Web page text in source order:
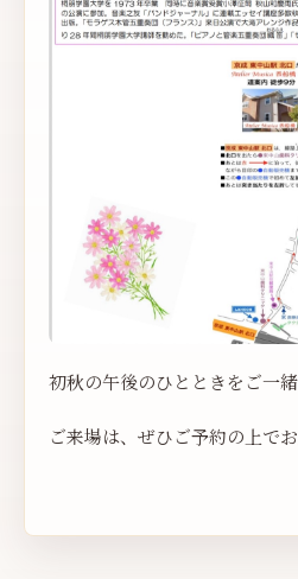
初秋の午後のひとときをご一
ご来場は、ぜひご予約の上でお